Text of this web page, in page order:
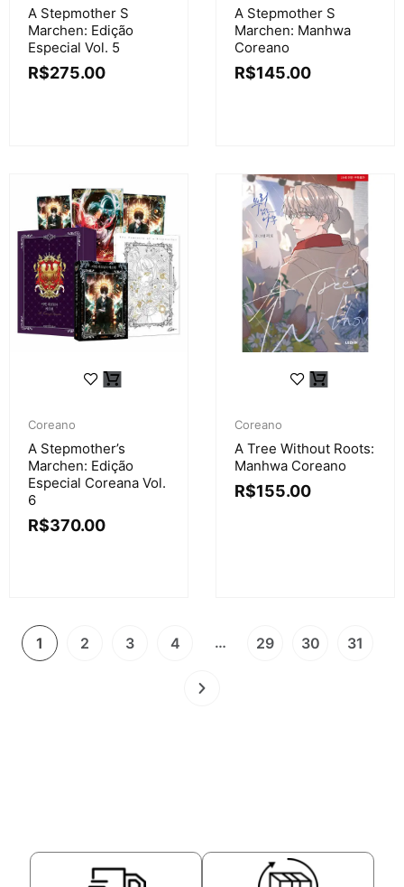
A Stepmother S
Marchen: Edição
Especial Vol. 5
R$275.00
A Stepmother S
Marchen: Manhwa
Coreano
R$145.00
Coreano
A Stepmother’s
Marchen: Edição
Especial Coreana Vol.
6
R$370.00
Coreano
A Tree Without Roots:
Manhwa Coreano
R$155.00
1 2 3 4 … 29 30 31